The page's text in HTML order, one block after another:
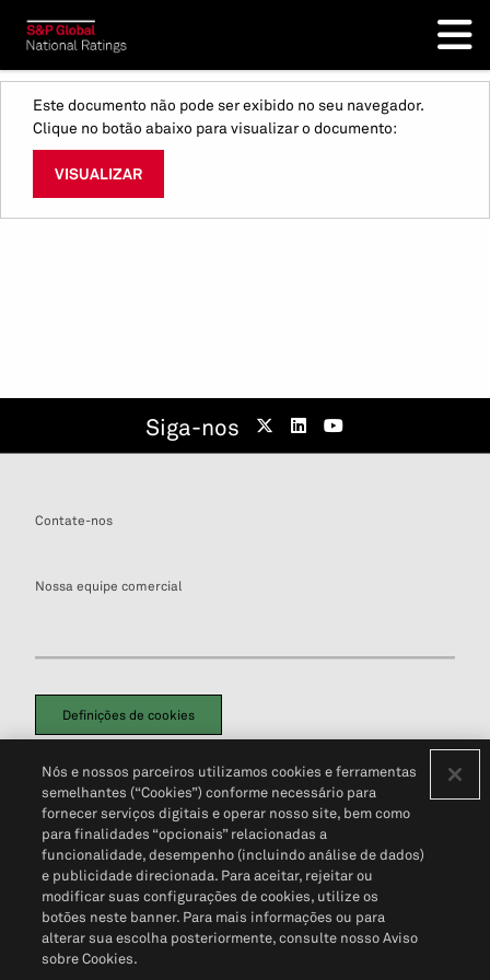
Este documento não pode ser exibido no seu navegador.
Clique no botão abaixo para visualizar o documento:
VISUALIZAR
Siga-nos
Contate-nos
Nossa equipe comercial
Definições de cookies
Política de PrivacidadePortal de privacidade do cliente (em inglês)
Não Venda Minhas Informações Pessoais© 2026 S&P Global
Nós e nossos parceiros utilizamos cookies e ferramentas
semelhantes (“Cookies”) conforme necessário para
fornecer serviços digitais e operar nosso site, bem como
para finalidades “opcionais” relacionadas a
funcionalidade, desempenho (incluindo análise de dados)
e publicidade direcionada. Para aceitar, rejeitar ou
modificar suas configurações de cookies, utilize os
botões neste banner. Para mais informações ou para
alterar sua escolha posteriormente, consulte nosso Aviso
sobre Cookies.